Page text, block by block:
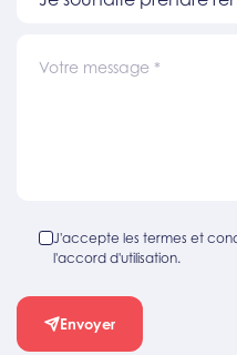
Votre message *
J'accepte les termes et
l'accord d'utilisation.
Envoyer